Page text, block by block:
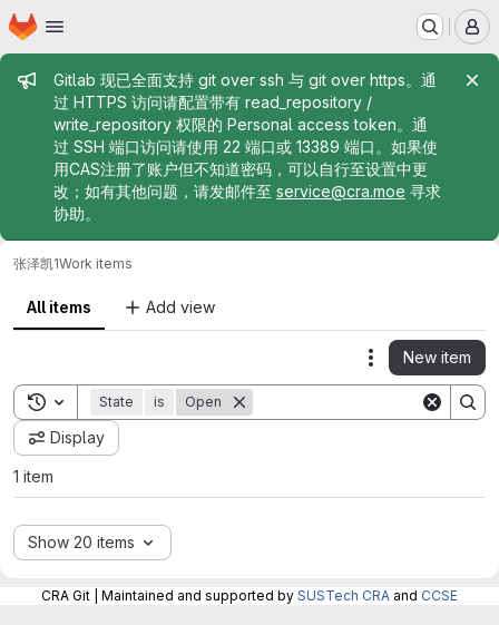
Skip to main content
Homepage
Admin message
Gitlab 现已全面支持 git over ssh 与 git over https。通
过 HTTPS 访问请配置带有 read_repository /
write_repository 权限的 Personal access token。通
过 SSH 端口访问请使用 22 端口或 13389 端口。如果使
用CAS注册了账户但不知道密码，可以自行至设置中更
改；如有其他问题，请发邮件至 service@cra.moe 寻求
协助。
张泽凯1Work items
All items Add view
Actions
New item
Toggle search history
State is Open
Display
1 item
Show 20 items
CRA Git | Maintained and supported by SUSTech CRA and CCSE